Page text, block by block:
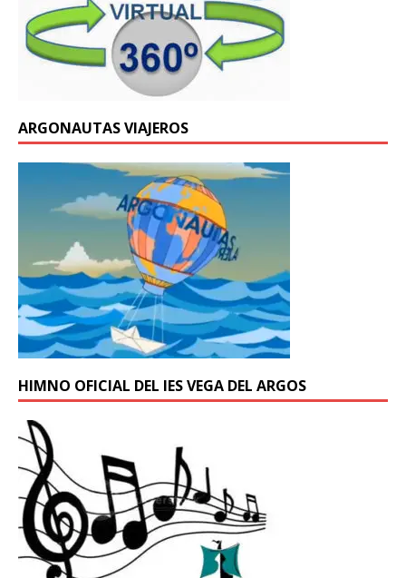
ARGONAUTAS VIAJEROS
HIMNO OFICIAL DEL IES VEGA DEL ARGOS